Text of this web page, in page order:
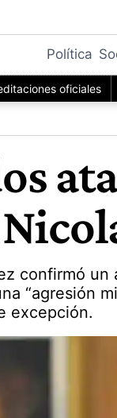
Política
oficiales
confirmó
“agresión
excepción.